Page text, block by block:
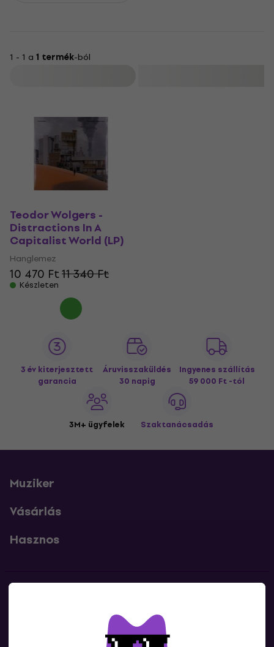
1 - 1 a 1 termék-ból
Teodor Wolgers -
Distractions In A
Capitalist World (LP)
Hanglemez
10 470 Ft11 340 Ft
Készleten
3 év kiterjesztett
garancia
Áruvisszaküldés
30 napig
Ingyenes szállítás
59 000 Ft -tól
3M+ ügyfelek Szaktanácsadás
Muziker
Vásárlás
Hasznos
Lépj kapcsolatba velünk